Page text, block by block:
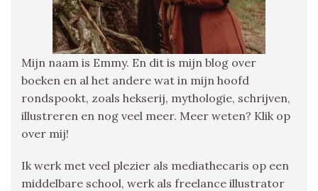
Mijn naam is Emmy. En dit is mijn blog over
boeken en al het andere wat in mijn hoofd
rondspookt, zoals hekserij, mythologie, schrijven,
illustreren en nog veel meer. Meer weten? Klik op
over mij!
Ik werk met veel plezier als mediathecaris op een
middelbare school, werk als freelance illustrator